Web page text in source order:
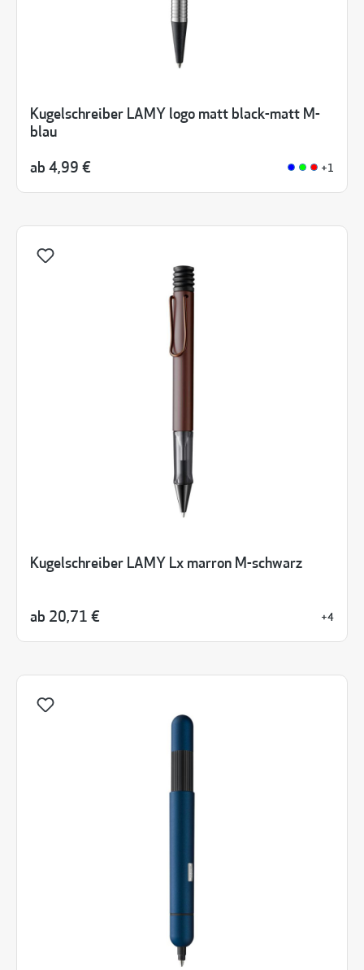
Kugelschreiber LAMY logo matt black-matt M-
blau
ab 4,99 € +1
Kugelschreiber LAMY Lx marron M-schwarz
ab 20,71 € +4